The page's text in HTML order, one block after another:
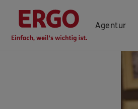
Agentur